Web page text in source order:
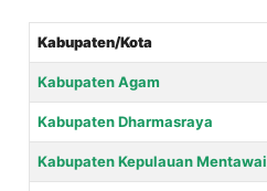
Kabupaten/Kota
Kabupaten Agam
Kabupaten Dharmasraya
Kabupaten Kepulauan Mentawai